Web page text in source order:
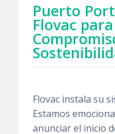
Puerto
Flovac
Flovac instala su
Estamos
anunciar el inicio